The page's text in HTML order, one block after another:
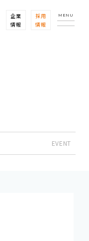
企業
情報
採用
情報
MENU
EVENT